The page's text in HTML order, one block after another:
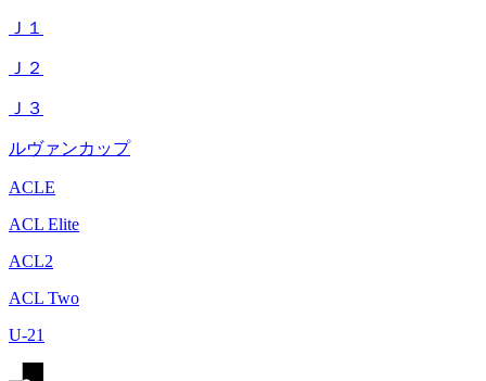
Ｊ１
Ｊ２
Ｊ３
ルヴァンカップ
ACLE
ACL Elite
ACL2
ACL Two
U-21